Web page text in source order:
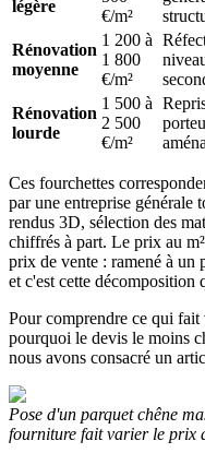
légère
€/m²
Rénovation
moyenne
1 200 à
1 800
€/m²
Rénovation
lourde
1 500 à
2 500
€/m²
Ces fourchettes
par une entreprise générale
rendus 3D, sélection des
chiffrés à part. Le prix au
prix de vente : ramené à un
et c'est cette décomposition
Pour comprendre ce qui
pourquoi le devis le moins
nous avons consacré un
Pose d'un parquet chêne
fourniture fait varier le prix